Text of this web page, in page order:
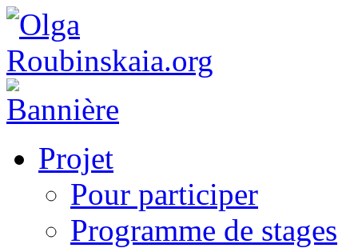
Projet
Pour participer
Programme de stages